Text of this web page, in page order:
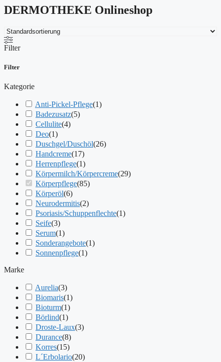
DERMOTHEKE Onlineshop
Filter
Filter
Kategorie
Anti-Pickel-Pflege(1)
Badezusatz(5)
Cellulite(4)
Deo(1)
Duschgel/Duschöl(26)
Handcreme(17)
Herrenpflege(1)
Körpermilch/Körpercreme(29)
Körperpflege(85)
Körperöl(6)
Neurodermitis(2)
Psoriasis/Schuppenflechte(1)
Seife(3)
Serum(1)
Sonderangebote(1)
Sonnenpflege(1)
Marke
Aurelia(3)
Biomaris(1)
Bioturm(1)
Börlind(1)
Droste-Laux(3)
Durance(8)
Korres(15)
L´Erbolario(20)